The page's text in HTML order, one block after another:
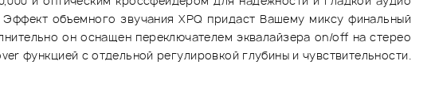
объемного звучания XPQ придаст Вашему миксу финальный
он оснащен переключателем эквалайзера on/off на стерео
функцией с отдельной регулировкой глубины и чувствительности.